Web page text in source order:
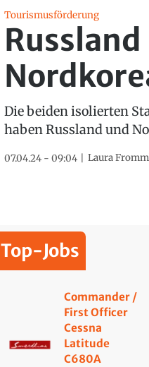
Tourismusförderung
Die beiden isolierten
haben Russland und
07.04.24 - 09:04 Laura
Top-Jobs
Commander /
First Officer
Cessna
Latitude
C680A